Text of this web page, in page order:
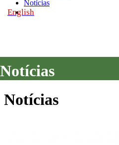
Notícias
English
Notícias
Notícias